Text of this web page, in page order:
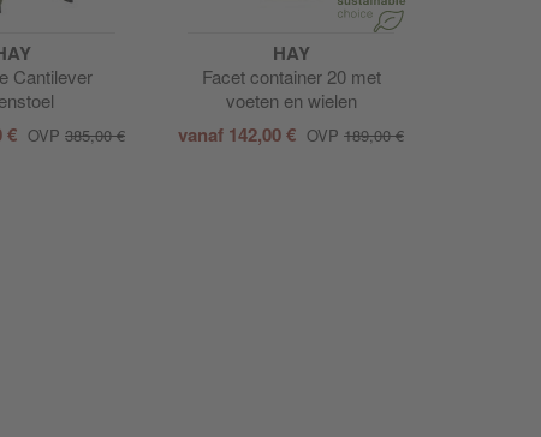
Cantilever
€ OVP 385,00 €
HAY
Facet container 20 met
voeten en wielen
vanaf 142,00 € OVP 189,00 €